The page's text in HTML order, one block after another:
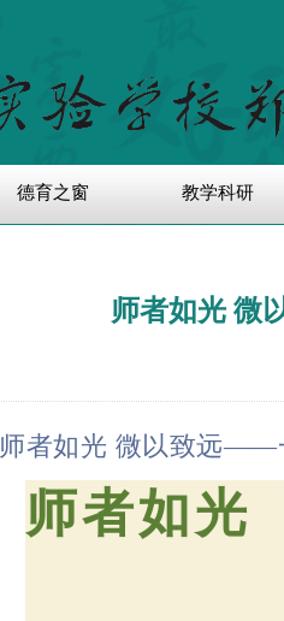
德育之窗 教学科研
师者如光 微
师者如光 微以致远——
师者如光